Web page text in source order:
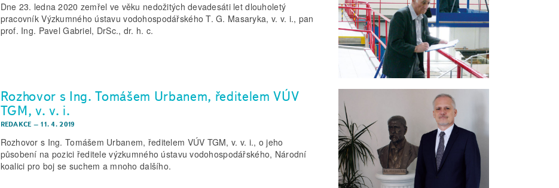
Dne 23. ledna 2020 zemřel ve věku nedožitých devadesáti let dlouholetý
pracovník Výzkumného ústavu vodohospodářského T. G. Masaryka, v. v. i., pan
prof. Ing. Pavel Gabriel, DrSc., dr. h. c.
Rozhovor s Ing. Tomášem Urbanem, ředitelem VÚV
TGM, v. v. i.
REDAKCE – 11. 4. 2019
Rozhovor s Ing. Tomášem Urbanem, ředitelem VÚV TGM, v. v. i., o jeho
působení na pozici ředitele výzkumného ústavu vodohospodářského, Národní
koalici pro boj se suchem a mnoho dalšího.